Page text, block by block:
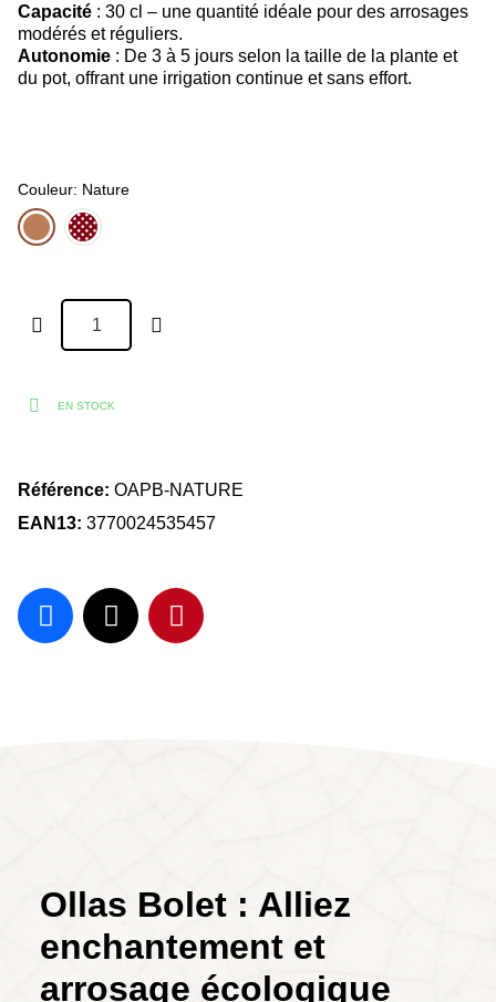
Capacité : 30 cl – une quantité idéale pour des arrosages
modérés et réguliers.
Autonomie : De 3 à 5 jours selon la taille de la plante et
du pot, offrant une irrigation continue et sans effort.
Couleur Nature
EN STOCK
Référence OAPB-NATURE
EAN13 3770024535457
Ollas Bolet : Alliez
enchantement et
arrosage écologique